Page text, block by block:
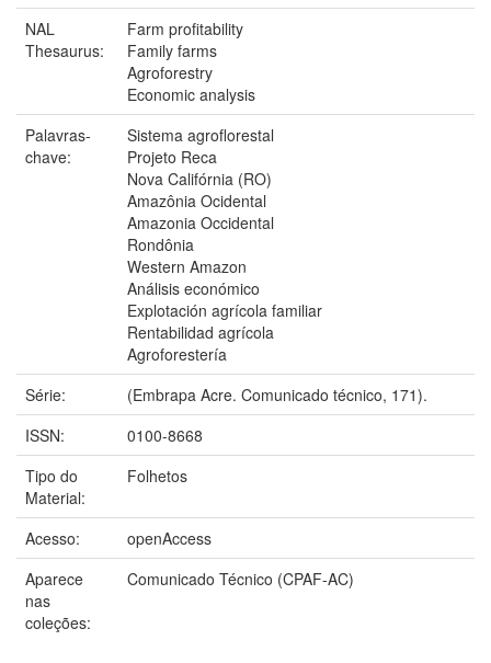
NAL
Thesaurus:
Farm profitability
Family farms
Agroforestry
Economic analysis
Palavras-
chave:
Sistema agroflorestal
Projeto Reca
Nova Califórnia (RO)
Amazônia Ocidental
Amazonia Occidental
Rondônia
Western Amazon
Análisis económico
Explotación agrícola familiar
Rentabilidad agrícola
Agroforestería
Série:
(Embrapa Acre. Comunicado técnico, 171).
ISSN:
0100-8668
Tipo do
Material:
Folhetos
Acesso:
openAccess
Aparece
nas
coleções:
Comunicado Técnico (CPAF-AC)